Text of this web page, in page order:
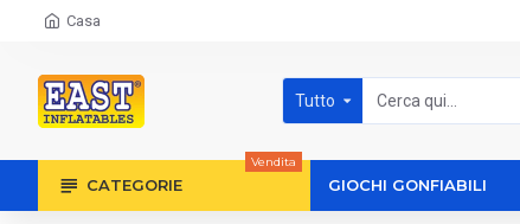
Casa
Tutto
CATEGORIE
Vendita
GIOCHI GONFIABILI